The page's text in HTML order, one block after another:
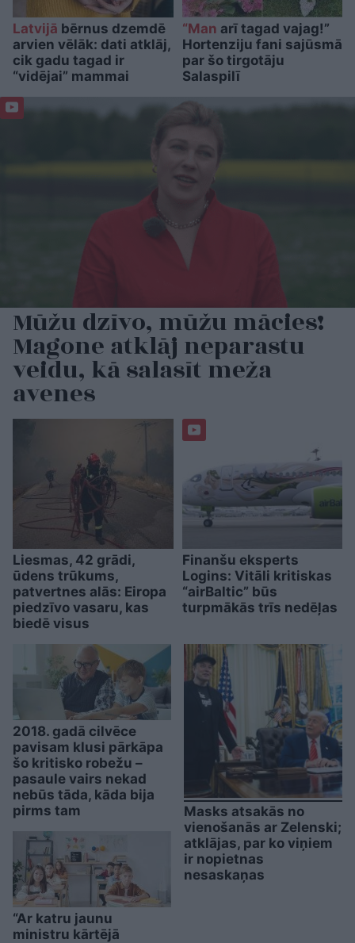
Latvijā bērnus dzemdē
arvien vēlāk: dati atklāj,
cik gadu tagad ir
“vidējai” mammai
“Man arī tagad vajag!”
Hortenziju fani sajūsmā
par šo tirgotāju
Salaspilī
Mūžu dzīvo, mūžu mācies!
Magone atklāj neparastu
veidu, kā salasīt meža
avenes
Liesmas, 42 grādi,
ūdens trūkums,
patvertnes alās: Eiropa
piedzīvo vasaru, kas
biedē visus
Finanšu eksperts
Logins: Vitāli kritiskas
“airBaltic” būs
turpmākās trīs nedēļas
2018. gadā cilvēce
pavisam klusi pārkāpa
šo kritisko robežu –
pasaule vairs nekad
nebūs tāda, kāda bija
pirms tam
“Ar katru jaunu
ministru kārtējā
Masks atsakās no
vienošanās ar Zelenski;
atklājas, par ko viņiem
ir nopietnas
nesaskaņas